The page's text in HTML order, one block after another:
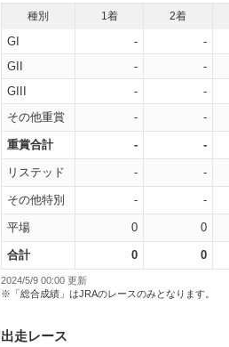
種別 1着 2着
GI - -
GII
- -
GIII
- -
その他重賞
- -
重賞合計 - -
リステッド - -
その他特別 - -
平場 0 0
合計 0 0
2024/5/9 00:00 更新
※「総合成績」はJRAのレースのみとなります。
出走レース